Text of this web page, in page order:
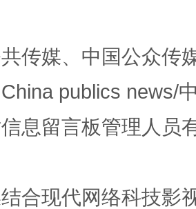
的“隐身衣” 如何以
传媒、中国公众传
publics news/
息留言板管理人员
合现代网络科技影